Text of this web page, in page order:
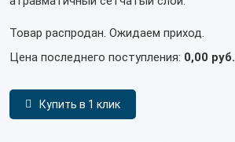
Товар распродан. Ожидаем приход.
Цена последнего поступления: 0,00 руб.
Купить в 1 клик